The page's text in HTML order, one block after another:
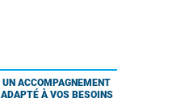
UN ACCOMPAGNEMENT
ADAPTÉ À VOS BESOINS